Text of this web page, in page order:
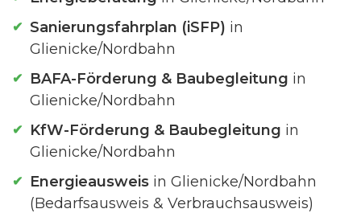
Sanierungsfahrplan (iSFP) in
Glienicke/Nordbahn
BAFA-Förderung & Baubegleitung in
Glienicke/Nordbahn
KfW-Förderung & Baubegleitung in
Glienicke/Nordbahn
Energieausweis in Glienicke/Nordbahn
(Bedarfsausweis & Verbrauchsausweis)